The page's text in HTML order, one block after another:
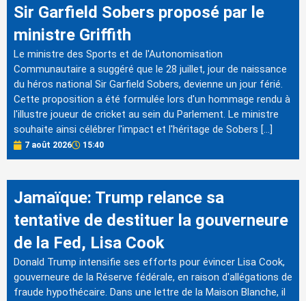
Sir Garfield Sobers proposé par le
ministre Griffith
Le ministre des Sports et de l'Autonomisation
Communautaire a suggéré que le 28 juillet, jour de naissance
du héros national Sir Garfield Sobers, devienne un jour férié.
Cette proposition a été formulée lors d'un hommage rendu à
l'illustre joueur de cricket au sein du Parlement. Le ministre
souhaite ainsi célébrer l'impact et l'héritage de Sobers […]
7 août 2026 15:40
Jamaïque: Trump relance sa
tentative de destituer la gouverneure
de la Fed, Lisa Cook
Donald Trump intensifie ses efforts pour évincer Lisa Cook,
gouverneure de la Réserve fédérale, en raison d'allégations de
fraude hypothécaire. Dans une lettre de la Maison Blanche, il